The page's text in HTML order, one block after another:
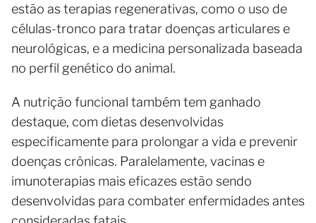
estão as terapias regenerativas, como o uso de
células-tronco para tratar doenças articulares e
neurológicas, e a medicina personalizada baseada
no perfil genético do animal.
A nutrição funcional também tem ganhado
destaque, com dietas desenvolvidas
especificamente para prolongar a vida e prevenir
doenças crônicas. Paralelamente, vacinas e
imunoterapias mais eficazes estão sendo
desenvolvidas para combater enfermidades antes